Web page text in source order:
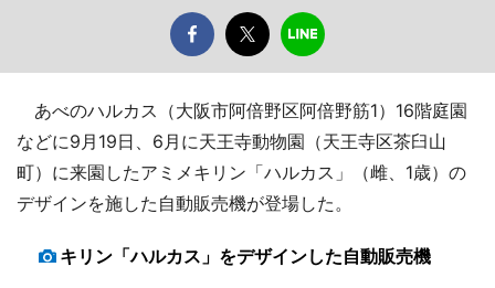
あべのハルカス（大阪市阿倍野区阿倍野筋1）16階庭園
などに9月19日、6月に天王寺動物園（天王寺区茶臼山
町）に来園したアミメキリン「ハルカス」（雌、1歳）の
デザインを施した自動販売機が登場した。
キリン「ハルカス」をデザインした自動販売機